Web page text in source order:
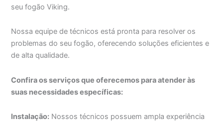
seu fogão Viking.
Nossa equipe de técnicos está pronta para resolver os
problemas do seu fogão, oferecendo soluções eficientes e
de alta qualidade.
Confira os serviços que oferecemos para atender às
suas necessidades específicas:
Instalação: Nossos técnicos possuem ampla experiência